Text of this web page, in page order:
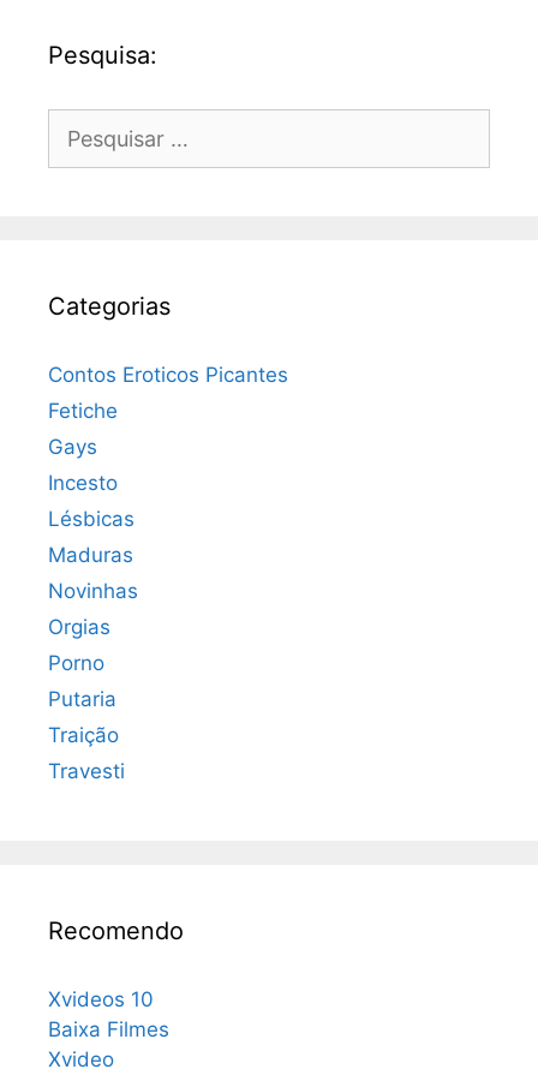
Pesquisa:
por:
Categorias
Contos Eroticos Picantes
Fetiche
Gays
Incesto
Lésbicas
Maduras
Novinhas
Orgias
Porno
Putaria
Traição
Travesti
Recomendo
Xvideos 10
Baixa Filmes
Xvideo